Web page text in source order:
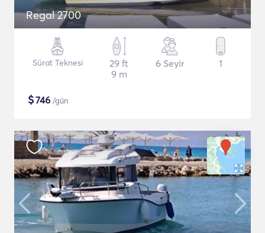
Regal 2700
Sürat Teknesi
29 ft
9 m
6 Seyir 1
$746 /gün